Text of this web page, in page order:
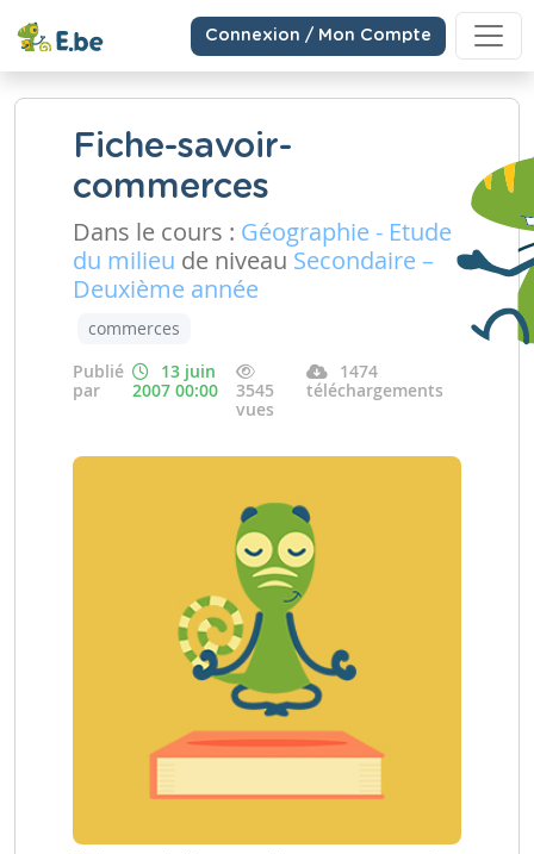
Connexion / Mon Compte
Fiche-savoir-
commerces
Dans le cours : Géographie - Etude
du milieu de niveau Secondaire –
Deuxième année
commerces
Publié
par
13 juin
2007 00:00
3545
vues
1474
téléchargements